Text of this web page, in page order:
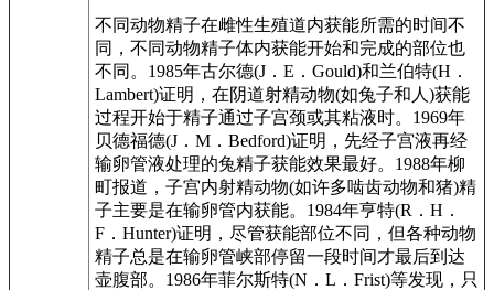
不同动物精子在雌性生殖道内获能所需的时间不
同，不同动物精子体内获能开始和完成的部位也
不同。1985年古尔德(J．E．Gould)和兰伯特(H．
Lambert)证明，在阴道射精动物(如兔子和人)获能
过程开始于精子通过子宫颈或其粘液时。1969年
贝德福德(J．M．Bedford)证明，先经子宫液再经
输卵管液处理的兔精子获能效果最好。1988年柳
町报道，子宫内射精动物(如许多啮齿动物和猪)精
子主要是在输卵管内获能。1984年亨特(R．H．
F．Hunter)证明，尽管获能部位不同，但各种动物
精子总是在输卵管峡部停留一段时间才最后到达
壶腹部。1986年菲尔斯特(N．L．Frist)等发现，只